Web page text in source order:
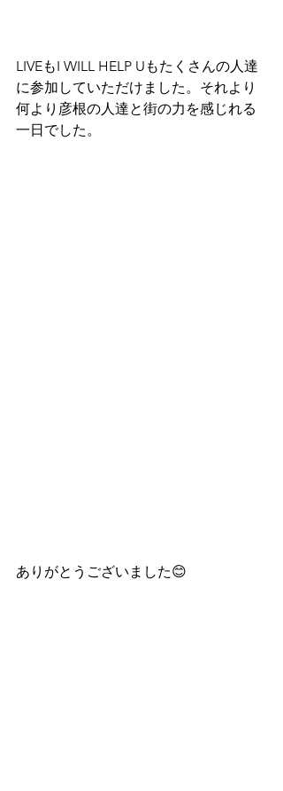
LIVEもI WILL HELP Uもたくさんの人達
に参加していただけました。それより
何より彦根の人達と街の力を感じれる
一日でした。
ありがとうございました😊